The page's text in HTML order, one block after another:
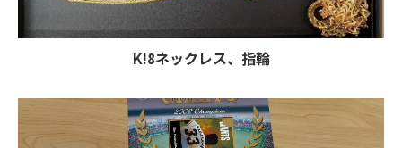
K!8ネックレス、指輪